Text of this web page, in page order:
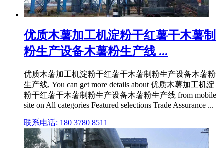
优质木薯加工机淀粉干红薯干木薯制
粉生产设备木薯粉生产线 ...
优质木薯加工机淀粉干红薯干木薯制粉生产设备木薯粉
生产线, You can get more details about 优质木薯加工机淀
粉干红薯干木薯制粉生产设备木薯粉生产线 from mobile
site on All categories Featured selections Trade Assurance ...
联系电话: 180 3780 8511